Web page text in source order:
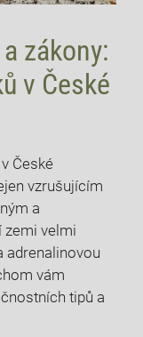
zákony:
v České
České
vzrušujícím
a
zemi​ velmi
adrenalinovou
vám
tipů a‍